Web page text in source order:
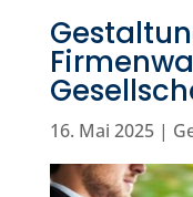
16. Mai 2025|